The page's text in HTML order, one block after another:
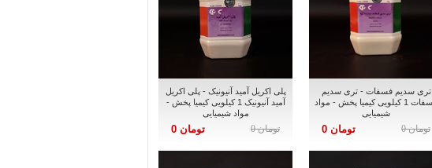
تری سدیم فسفات - تری سدیم
فسفات 1 کیلویی کیمیا پخش - مواد
شیمیایی
تومان 0 تومان 0
پلی اکریل آمید آنیونیک - پلی اکریل
آمید آنیونیک 1 کیلویی کیمیا پخش -
مواد شیمیایی
تومان 0 تومان 0